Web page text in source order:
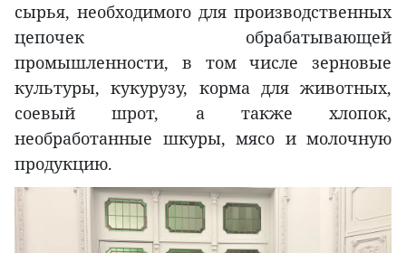
сырья, необходимого для производственных
цепочек обрабатывающей
промышленности, в том числе зерновые
культуры, кукурузу, корма для животных,
соевый шрот, а также хлопок,
необработанные шкуры, мясо и молочную
продукцию.